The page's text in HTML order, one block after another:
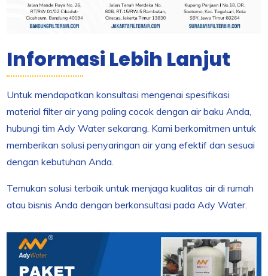
Informasi Lebih Lanjut
Untuk mendapatkan konsultasi mengenai spesifikasi
material filter air yang paling cocok dengan air baku Anda,
hubungi tim Ady Water sekarang. Kami berkomitmen untuk
memberikan solusi penyaringan air yang efektif dan sesuai
dengan kebutuhan Anda.
Temukan solusi terbaik untuk menjaga kualitas air di rumah
atau bisnis Anda dengan berkonsultasi pada Ady Water.